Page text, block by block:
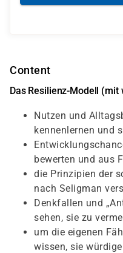
Content
Das Resilienz-Modell
Nutzen und
kennenlernen und
bewerten und aus
die Prinzipien der
nach Seligman
Denkfallen und
sehen, sie zu
um die eigenen
wissen, sie